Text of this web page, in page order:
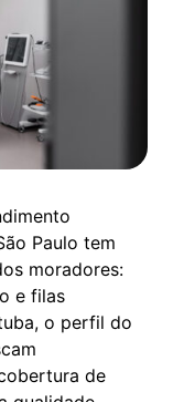
Paulo tem
moradores:
e filas
o perfil do
de